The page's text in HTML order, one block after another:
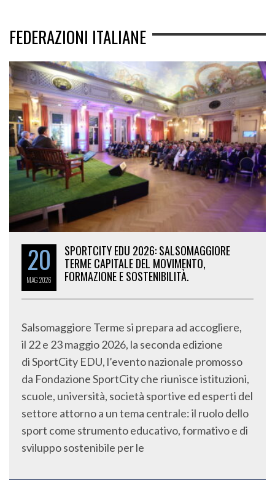
FEDERAZIONI ITALIANE
20
MAG2026
SPORTCITY EDU 2026: SALSOMAGGIORE
TERME CAPITALE DEL MOVIMENTO,
FORMAZIONE E SOSTENIBILITÀ.
Salsomaggiore Terme si prepara ad accogliere,
il 22 e 23 maggio 2026, la seconda edizione
di SportCity EDU, l’evento nazionale promosso
da Fondazione SportCity che riunisce istituzioni,
scuole, università, società sportive ed esperti del
settore attorno a un tema centrale: il ruolo dello
sport come strumento educativo, formativo e di
sviluppo sostenibile per le